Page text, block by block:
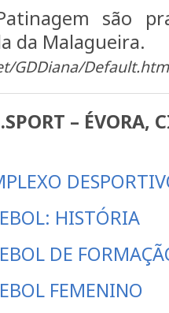
são
da Malagueira.
GDDiana/Default.htm
– ÉVORA,
HISTÓRIA
DE
FEMENINO